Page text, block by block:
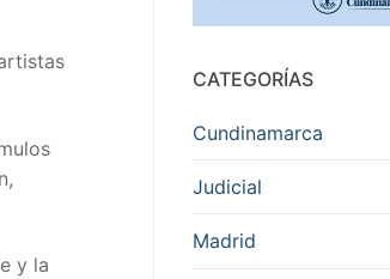
y la
CATEGORÍAS
Cundinamarca
Judicial
Madrid